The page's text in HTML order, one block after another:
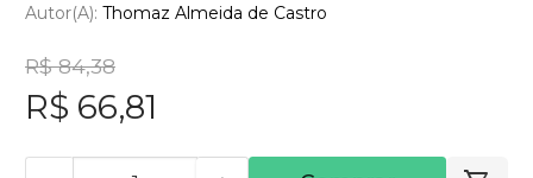
Autor(a): Thomaz Almeida de Castro
R$ 84,38
R$ 66,81